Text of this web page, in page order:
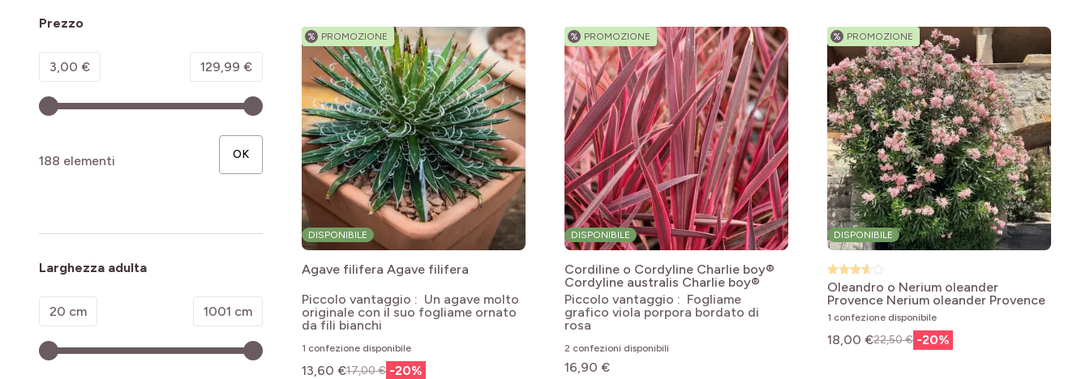
Prezzo
Minimum value
3,00 € Valore massimo
129,99 €
188 elementi OK
Larghezza adulta
Minimum value
20 cm Valore massimo
1001 cm
% PROMOZIONE
DISPONIBILE
Agave filifera Agave filifera
Piccolo vantaggio : Un agave molto
originale con il suo fogliame ornato
da fili bianchi
1 confezione disponibile
13,60 €17,00 € -20%
% PROMOZIONE
DISPONIBILE
Cordiline o Cordyline Charlie boy®
Cordyline australis Charlie boy®
Piccolo vantaggio : Fogliame
grafico viola porpora bordato di
rosa
2 confezioni disponibili
16,90 €
% PROMOZIONE
DISPONIBILE
Oleandro o Nerium oleander
Provence Nerium oleander Provence
1 confezione disponibile
18,00 €22,50 € -20%